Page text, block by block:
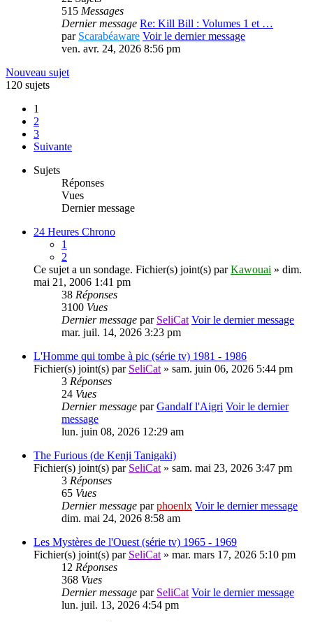
515 Messages
Dernier message Re: Kill Bill : Volumes 1 et …
par Scarabéaware Voir le dernier message
ven. avr. 24, 2026 8:56 pm
Nouveau sujet
120 sujets
1
2
3
Suivante
Sujets
Réponses
Vues
Dernier message
24 Heures Chrono
1
2
Ce sujet a un sondage. Fichier(s) joint(s) parKawouai » dim.
mai 21, 2006 1:41 pm
38 Réponses
3100 Vues
Dernier message par SeliCat Voir le dernier message
mar. juil. 14, 2026 3:23 pm
L'Homme qui tombe à pic (série tv) 1981 - 1986
Fichier(s) joint(s) par SeliCat» sam. juin 06, 2026 5:44 pm
3 Réponses
24 Vues
Dernier message parGandalf l'Aigri Voir le dernier
message
lun. juin 08, 2026 12:29 am
The Furious (de Kenji Tanigaki)
Fichier(s) joint(s) par SeliCat» sam. mai 23, 2026 3:47 pm
3 Réponses
65 Vues
Dernier message parphoenlx Voir le dernier message
dim. mai 24, 2026 8:58 am
Les Mystères de l'Ouest (série tv) 1965 - 1969
Fichier(s) joint(s) par SeliCat» mar. mars 17, 2026 5:10 pm
12 Réponses
368 Vues
Dernier message par SeliCat Voir le dernier message
lun. juil. 13, 2026 4:54 pm